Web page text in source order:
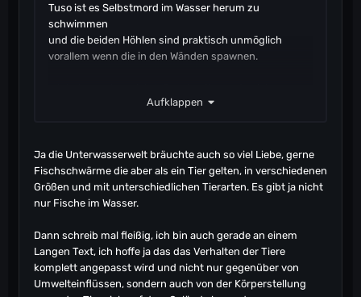
Tuso ist es Selbstmord im Wasser herum zu
schwimmen
und die beiden Höhlen sind praktisch unmöglich
vorallem wenn die in den Wänden spawnen.
vielleicht einmal im offizielen Forum hinterlegen.
Aufklappen
Ja die Unterwasserwelt bräuchte auch so viel Liebe, gerne
Fischschwärme die aber als ein Tier gelten, in verschiedenen
Größen und mit unterschiedlichen Tierarten. Es gibt ja nicht
nur Fische im Wasser.
Dann schreib mal fleißig, ich bin auch gerade an einem
Langen Text, ich hoffe ja das das Verhalten der Tiere
komplett angepasst wird und nicht nur gegenüber von
Umwelteinflüssen, sondern auch von der Körperstellung